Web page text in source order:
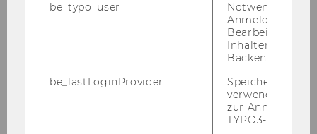
Anita Eichinger
Wienbibliothek
Marie-Christine
Kainz
be_typo_user
Notwendig für
Anmeldung und
Bearbeitung von
Inhalten im
Backend.
be_lastLoginProvider
Speichert die
verwendete
zur Anmeldung
TYPO3-Backend.